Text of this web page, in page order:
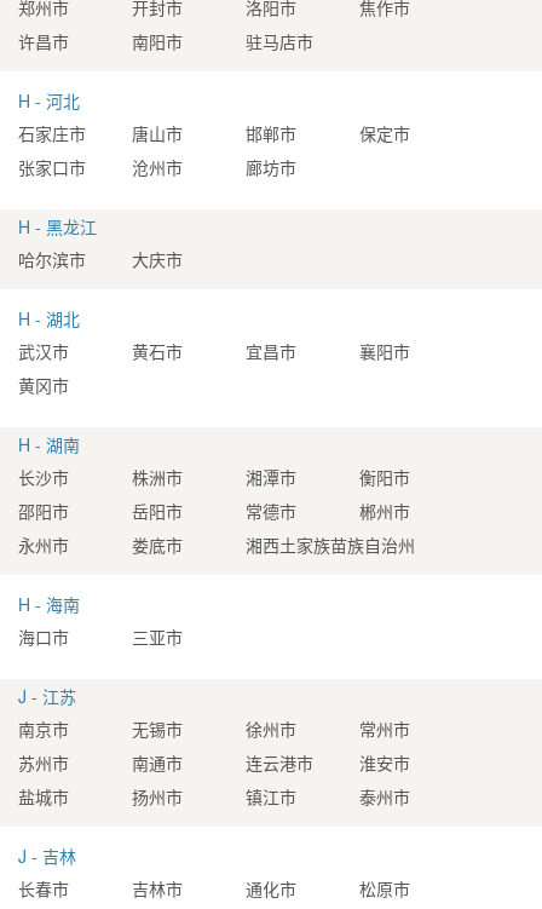
郑州市 开封市 洛阳市
焦作市
许昌市
南阳市 驻马店市
H - 河北
石家庄市 唐山市 邯郸市
保定市
张家口市
沧州市 廊坊市
H - 黑龙江
哈尔滨市 大庆市
H - 湖北
武汉市 黄石市 宜昌市
襄阳市
黄冈市
H - 湖南
长沙市 株洲市 湘潭市
衡阳市
邵阳市
岳阳市 常德市
郴州市
永州市
娄底市 湘西土家族苗族自治州
H - 海南
海口市 三亚市
J - 江苏
南京市 无锡市 徐州市
常州市
苏州市
南通市 连云港市
淮安市
盐城市
扬州市 镇江市 泰州市
J - 吉林
长春市 吉林市 通化市
松原市